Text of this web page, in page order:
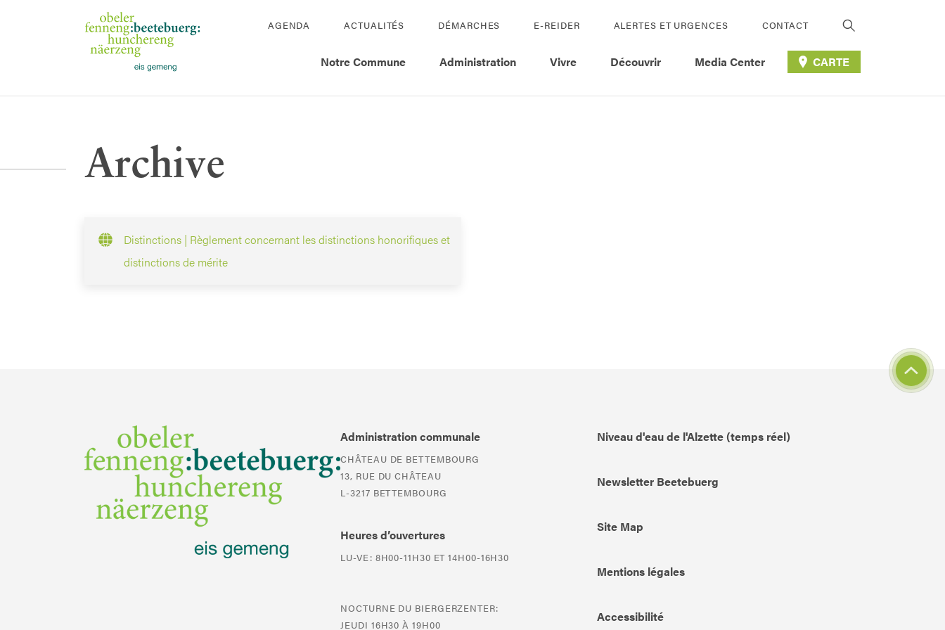
AGENDA ACTUALITÉS DÉMARCHES E-REIDER ALERTES ET URGENCES CONTACT
Notre Commune Administration Vivre Découvrir Media Center CARTE
Archive
Distinctions | Règlement concernant les distinctions honorifiques et
distinctions de mérite
Administration communale
CHÂTEAU DE BETTEMBOURG
13, RUE DU CHÂTEAU
L-3217 BETTEMBOURG
Heures d’ouvertures
LU-VE: 8H00-11H30 ET 14H00-16H30
NOCTURNE DU BIERGERZENTER:
JEUDI 16H30 À 19H00
Niveau d'eau de l'Alzette (temps réel)
Newsletter Beetebuerg
Site Map
Mentions légales
Accessibilité